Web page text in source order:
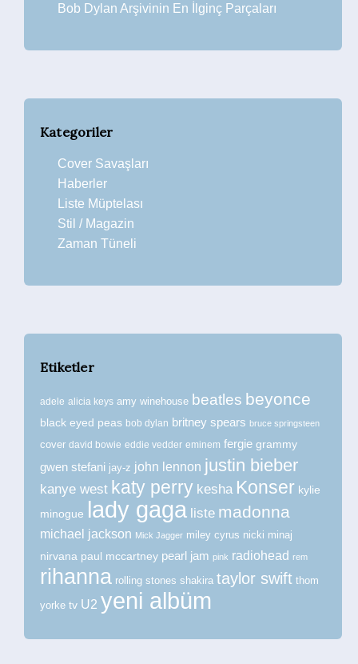
Bob Dylan Arşivinin En İlginç Parçaları
Kategoriler
Cover Savaşları
Haberler
Liste Müptelası
Stil / Magazin
Zaman Tüneli
Etiketler
adele alicia keys amy winehouse beatles beyonce
black eyed peas bob dylan britney spears bruce springsteen
cover david bowie eddie vedder eminem fergie grammy
gwen stefani jay-z john lennon justin bieber
kanye west katy perry kesha Konser kylie
minogue lady gaga liste madonna
michael jackson Mick Jagger miley cyrus nicki minaj
nirvana paul mccartney pearl jam pink radiohead rem
rihanna rolling stones shakira taylor swift thom
yorke tv U2 yeni albüm